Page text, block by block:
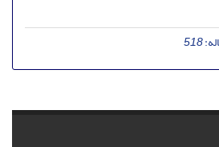
518